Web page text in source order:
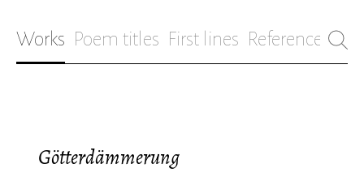
Works Poem titles First lines References
Götterdämmerung